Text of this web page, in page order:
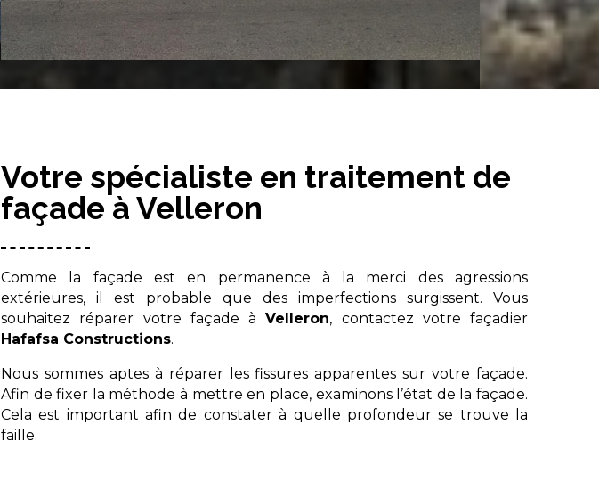
Votre spécialiste en traitement de
façade à Velleron
Comme la façade est en permanence à la merci des agressions
extérieures, il est probable que des imperfections surgissent. Vous
souhaitez réparer votre façade àVelleron, contactez votre façadier
Hafafsa Constructions.
Nous sommes aptes à réparer les fissures apparentes sur votre façade.
Afin de fixer la méthode à mettre en place, examinons l’état de la façade.
Cela est important afin de constater à quelle profondeur se trouve la
faille.